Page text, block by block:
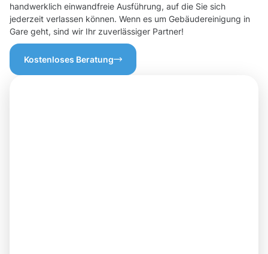
handwerklich einwandfreie Ausführung, auf die Sie sich
jederzeit verlassen können. Wenn es um Gebäudereinigung in
Gare geht, sind wir Ihr zuverlässiger Partner!
Kostenloses Beratung